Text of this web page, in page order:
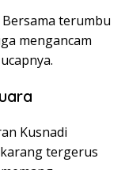
terumbu
mengancam
Kusnadi
tergerus